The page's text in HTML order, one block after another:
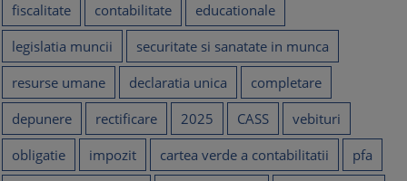
fiscalitate contabilitate
educationale
legislatia muncii
securitate si sanatate in munca
resurse umane
declaratia unica
completare
depunere
rectificare 2025 CASS
vebituri
obligatie
impozit cartea verde a contabilitatii
pfa